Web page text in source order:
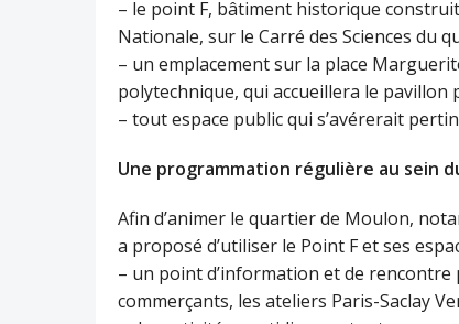
– le point F, bâtiment historique
Nationale, sur le Carré des Sciences du
– un emplacement sur la place
polytechnique, qui accueillera le pavillon
– tout espace public qui s’avérerait
Une programmation régulière au sein
Afin d’animer le quartier de Moulon,
a proposé d’utiliser le Point F et ses
– un point d’information et de rencontre
commerçants, les ateliers Paris-Saclay